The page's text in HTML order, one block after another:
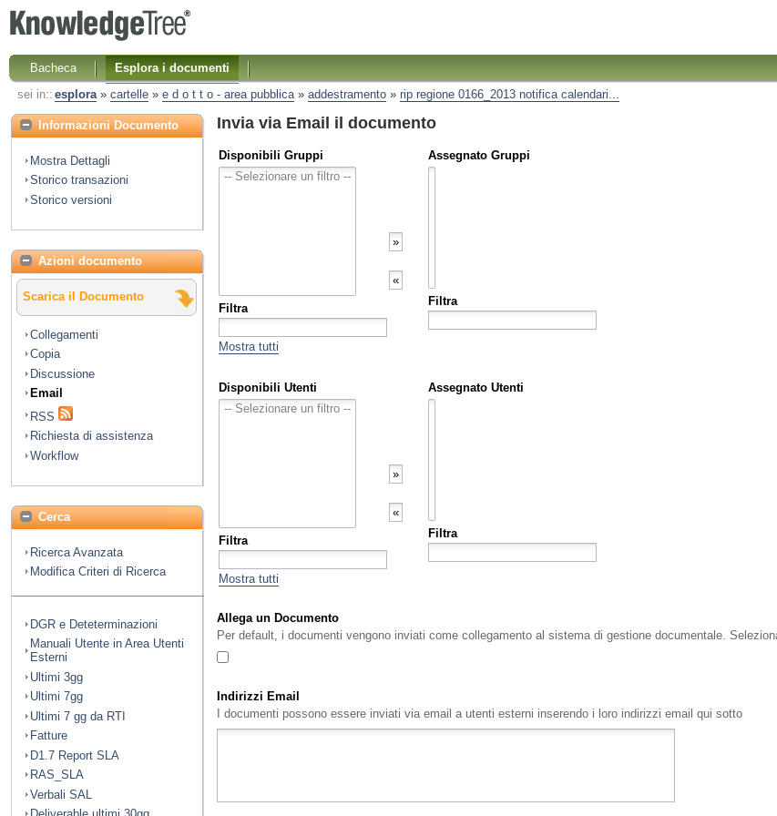
Bacheca Esplora i documenti
sei in:: esplora» cartelle» e d o t t o - area pubblica» addestramento» rip regione 0166_2013 notifica calendari...
Informazioni Documento
Mostra Dettagli
Storico transazioni
Storico versioni
Azioni documento
Scarica il Documento
Collegamenti
Copia
Discussione
Email
RSS
Richiesta di assistenza
Workflow
Cerca
Ricerca Avanzata
Modifica Criteri di Ricerca
DGR e Deteterminazioni
Manuali Utente in Area Utenti
Esterni
Ultimi 3gg
Ultimi 7gg
Ultimi 7 gg da RTI
Fatture
D1.7 Report SLA
RAS_SLA
Verbali SAL
Invia via Email il documento
Disponibili Gruppi Assegnato Gruppi
Filtra
Mostra tutti
Filtra
Disponibili Utenti Assegnato Utenti
Filtra
Mostra tutti
Filtra
Allega un Documento
Per default, i documenti vengono inviati come collegamento al sistema di gestione documentale.
Indirizzi Email
I documenti possono essere inviati via email a utenti esterni inserendo i loro indirizzi email qui sotto